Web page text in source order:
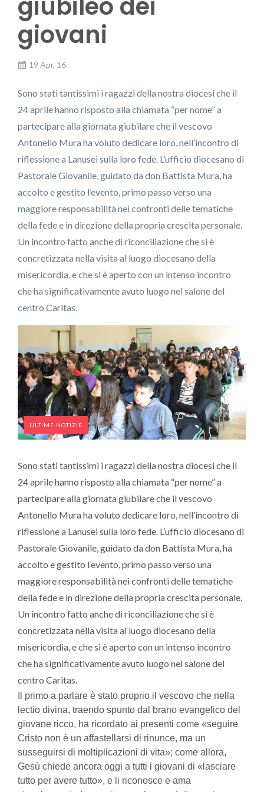
giubileo dei
giovani
19 Apr, 16
Sono stati tantissimi i ragazzi della nostra diocesi che il
24 aprile hanno risposto alla chiamata “per nome” a
partecipare alla giornata giubilare che il vescovo
Antonello Mura ha voluto dedicare loro, nell’incontro di
riflessione a Lanusei sulla loro fede. L’ufficio diocesano di
Pastorale Giovanile, guidato da don Battista Mura, ha
accolto e gestito l’evento, primo passo verso una
maggiore responsabilità nei confronti delle tematiche
della fede e in direzione della propria crescita personale.
Un incontro fatto anche di riconciliazione che si è
concretizzata nella visita al luogo diocesano della
misericordia, e che si è aperto con un intenso incontro
che ha significativamente avuto luogo nel salone del
centro Caritas.
ULTIME NOTIZIE
Sono stati tantissimi i ragazzi della nostra diocesi che il
24 aprile hanno risposto alla chiamata “per nome” a
partecipare alla giornata giubilare che il vescovo
Antonello Mura ha voluto dedicare loro, nell’incontro di
riflessione a Lanusei sulla loro fede. L’ufficio diocesano di
Pastorale Giovanile, guidato da don Battista Mura, ha
accolto e gestito l’evento, primo passo verso una
maggiore responsabilità nei confronti delle tematiche
della fede e in direzione della propria crescita personale.
Un incontro fatto anche di riconciliazione che si è
concretizzata nella visita al luogo diocesano della
misericordia, e che si è aperto con un intenso incontro
che ha significativamente avuto luogo nel salone del
centro Caritas.
Il primo a parlare è stato proprio il vescovo che nella
lectio divina, traendo spunto dal brano evangelico del
giovane ricco, ha ricordato ai presenti come «seguire
Cristo non è un affastellarsi di rinunce, ma un
susseguirsi di moltiplicazioni di vita»; come allora,
Gesù chiede ancora oggi a tutti i giovani di «lasciare
tutto per avere tutto», e li riconosce e ama